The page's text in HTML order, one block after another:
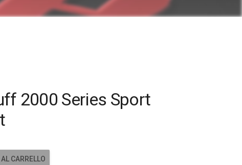
2000 Series Sport
CARRELLO